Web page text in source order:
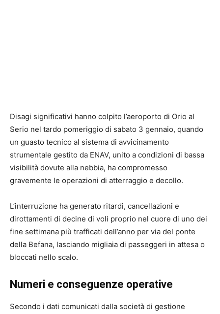
Disagi significativi hanno colpito l’aeroporto di Orio al
Serio nel tardo pomeriggio di sabato 3 gennaio, quando
un guasto tecnico al sistema di avvicinamento
strumentale gestito da ENAV, unito a condizioni di bassa
visibilità dovute alla nebbia, ha compromesso
gravemente le operazioni di atterraggio e decollo.
L’interruzione ha generato ritardi, cancellazioni e
dirottamenti di decine di voli proprio nel cuore di uno dei
fine settimana più trafficati dell’anno per via del ponte
della Befana, lasciando migliaia di passeggeri in attesa o
bloccati nello scalo.
Numeri e conseguenze operative
Secondo i dati comunicati dalla società di gestione